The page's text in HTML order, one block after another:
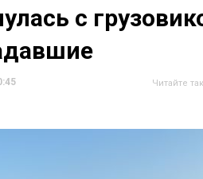
с
Читайте